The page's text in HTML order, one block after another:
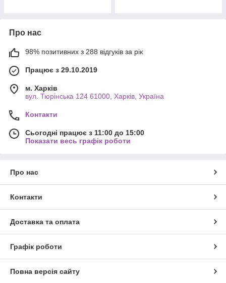
Про нас
98% позитивних з 288 відгуків за рік
Працює з 29.10.2019
м. Харків
вул. Тюрінська 124 61000, Харків, Україна
Контакти
Сьогодні працює з 11:00 до 15:00
Показати весь графік роботи
Про нас
Контакти
Доставка та оплата
Графік роботи
Повна версія сайту